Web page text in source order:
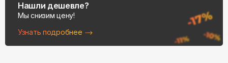
Нашли дешевле?
Мы снизим цену!
Узнать подробнее